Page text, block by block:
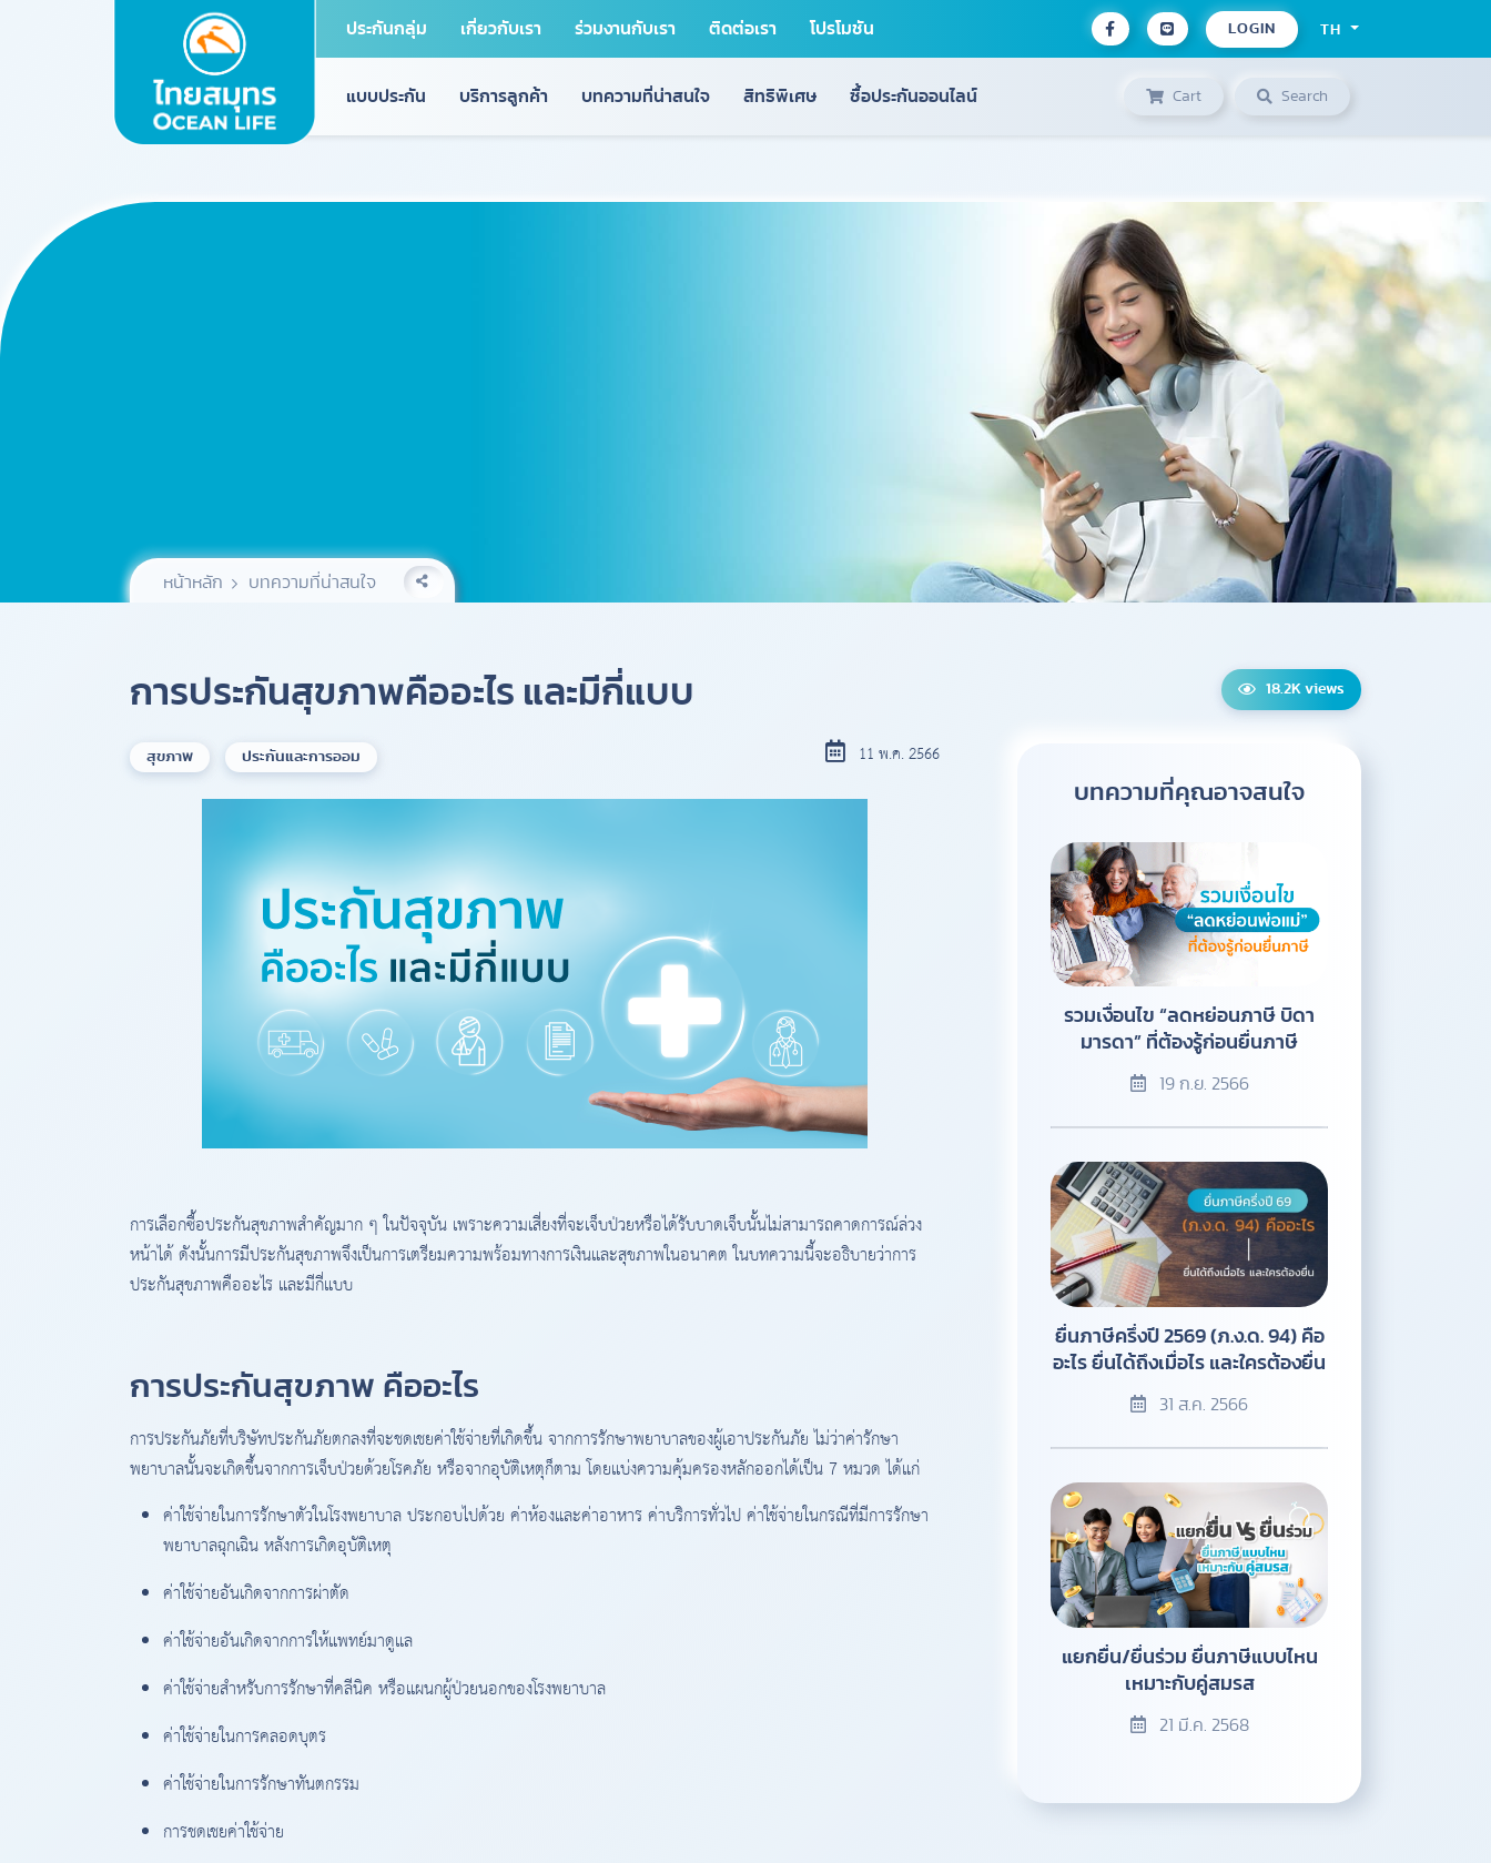
ประกันกลุ่ม เกี่ยวกับเรา ร่วมงานกับเรา ติดต่อเรา โปรโมชัน LOGIN TH
แบบประกัน บริการลูกค้า บทความที่น่าสนใจ สิทธิพิเศษ ซื้อประกันออนไลน์ Cart Search
หน้าหลัก บทความที่น่าสนใจ
การประกันสุขภาพคืออะไร และมีกี่แบบ
สุขภาพ ประกันและการออม 11 พ.ค. 2566
การเลือกซื้อประกันสุขภาพสำคัญมาก ๆ ในปัจจุบัน เพราะความเสี่ยงที่จะเจ็บป่วยหรือได้รับบาดเจ็บนั้นไม่สามารถคาดการณ์ล่วง
หน้าได้ ดังนั้นการมีประกันสุขภาพจึงเป็นการเตรียมความพร้อมทางการเงินและสุขภาพในอนาคต ในบทความนี้จะอธิบายว่าการ
ประกันสุขภาพคืออะไร และมีกี่แบบ
การประกันสุขภาพ คืออะไร
การประกันภัยที่บริษัทประกันภัยตกลงที่จะชดเชยค่าใช้จ่ายที่เกิดขึ้น จากการรักษาพยาบาลของผู้เอาประกันภัย ไม่ว่าค่ารักษา
พยาบาลนั้นจะเกิดขึ้นจากการเจ็บป่วยด้วยโรคภัย หรือจากอุบัติเหตุก็ตาม โดยแบ่งความคุ้มครองหลักออกได้เป็น 7 หมวด ได้แก่
ค่าใช้จ่ายในการรักษาตัวในโรงพยาบาล ประกอบไปด้วย ค่าห้องและค่าอาหาร ค่าบริการทั่วไป ค่าใช้จ่ายในกรณีที่มีการรักษา
พยาบาลฉุกเฉิน หลังการเกิดอุบัติเหตุ
ค่าใช้จ่ายอันเกิดจากการผ่าตัด
ค่าใช้จ่ายอันเกิดจากการให้แพทย์มาดูแล
ค่าใช้จ่ายสำหรับการรักษาที่คลีนิค หรือแผนกผู้ป่วยนอกของโรงพยาบาล
ค่าใช้จ่ายในการคลอดบุตร
ค่าใช้จ่ายในการรักษาทันตกรรม
การชดเชยค่าใช้จ่าย
18.2K views
บทความที่คุณอาจสนใจ
รวมเงื่อนไข “ลดหย่อนภาษี บิดา
มารดา” ที่ต้องรู้ก่อนยื่นภาษี
19 ก.ย. 2566
ยื่นภาษีครึ่งปี 2569 (ภ.ง.ด. 94) คือ
อะไร ยื่นได้ถึงเมื่อไร และใครต้องยื่น
31 ส.ค. 2566
แยกยื่น/ยื่นร่วม ยื่นภาษีแบบไหน
เหมาะกับคู่สมรส
21 มี.ค. 2568